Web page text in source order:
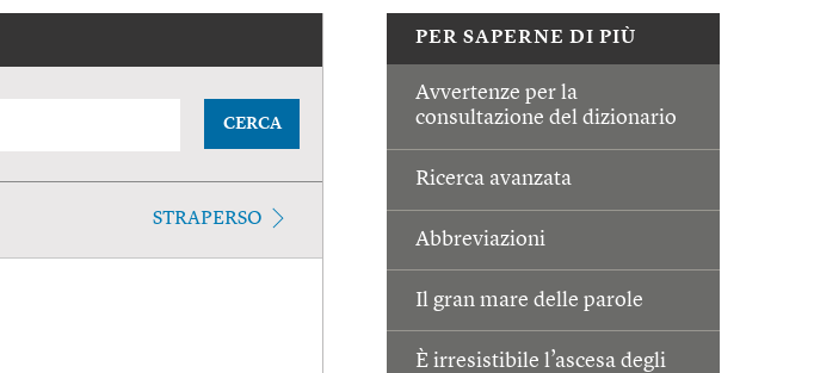
PER SAPERNE DI PIÙ
Avvertenze per la
consultazione del dizionario
Ricerca avanzata
Abbreviazioni
Il gran mare delle parole
È irresistibile l’ascesa degli
CERCA
STRAPERSO